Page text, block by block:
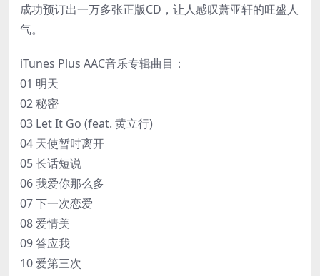
成功预订出一万多张正版CD，让人感叹萧亚轩的旺盛人
气。
iTunes Plus AAC音乐专辑曲目：
01 明天
02 秘密
03 Let It Go (feat. 黄立行)
04 天使暂时离开
05 长话短说
06 我爱你那么多
07 下一次恋爱
08 爱情美
09 答应我
10 爱第三次